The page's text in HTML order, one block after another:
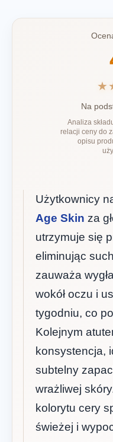
Na
Analiza
relacji ceny do
opisu
Użytkownicy
Age Skin za
utrzymuje się
eliminując
zauważa
wokół oczu i
tygodniu, co
Kolejnym
konsystencja,
subtelny
wrażliwej
kolorytu cery
świeżej i